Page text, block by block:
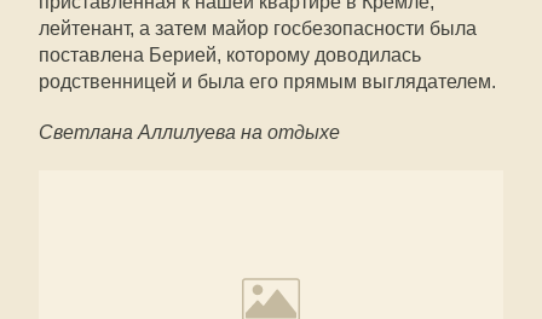
лейтенант, а затем майор госбезопасности была
поставлена Берией, которому доводилась
родственницей и была его прямым выглядателем.
Светлана Аллилуева на отдыхе